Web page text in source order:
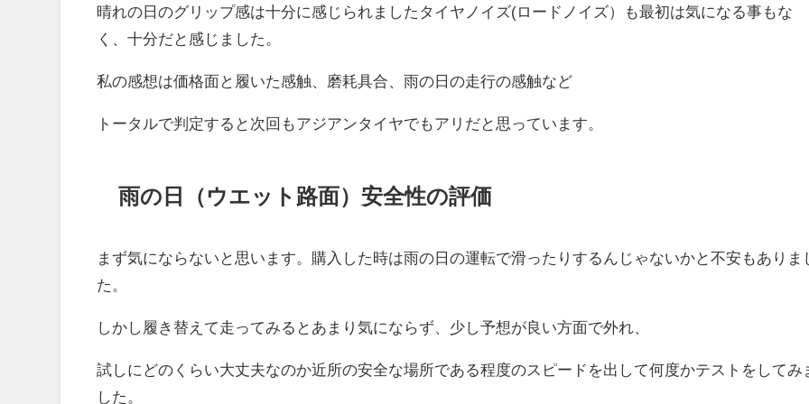
晴れの日のグリップ感は十分に感じられましたタイヤノイズ(ロードノイズ）も最初は気になる事もな
く、十分だと感じました。
私の感想は価格面と履いた感触、磨耗具合、雨の日の走行の感触など
トータルで判定すると次回もアジアンタイヤでもアリだと思っています。
雨の日（ウエット路面）安全性の評価
まず気にならないと思います。購入した時は雨の日の運転で滑ったりするんじゃないかと不安もありま
た。
しかし履き替えて走ってみるとあまり気にならず、少し予想が良い方面で外れ、
試しにどのくらい大丈夫なのか近所の安全な場所である程度のスピードを出して何度かテストをしてみ
した。